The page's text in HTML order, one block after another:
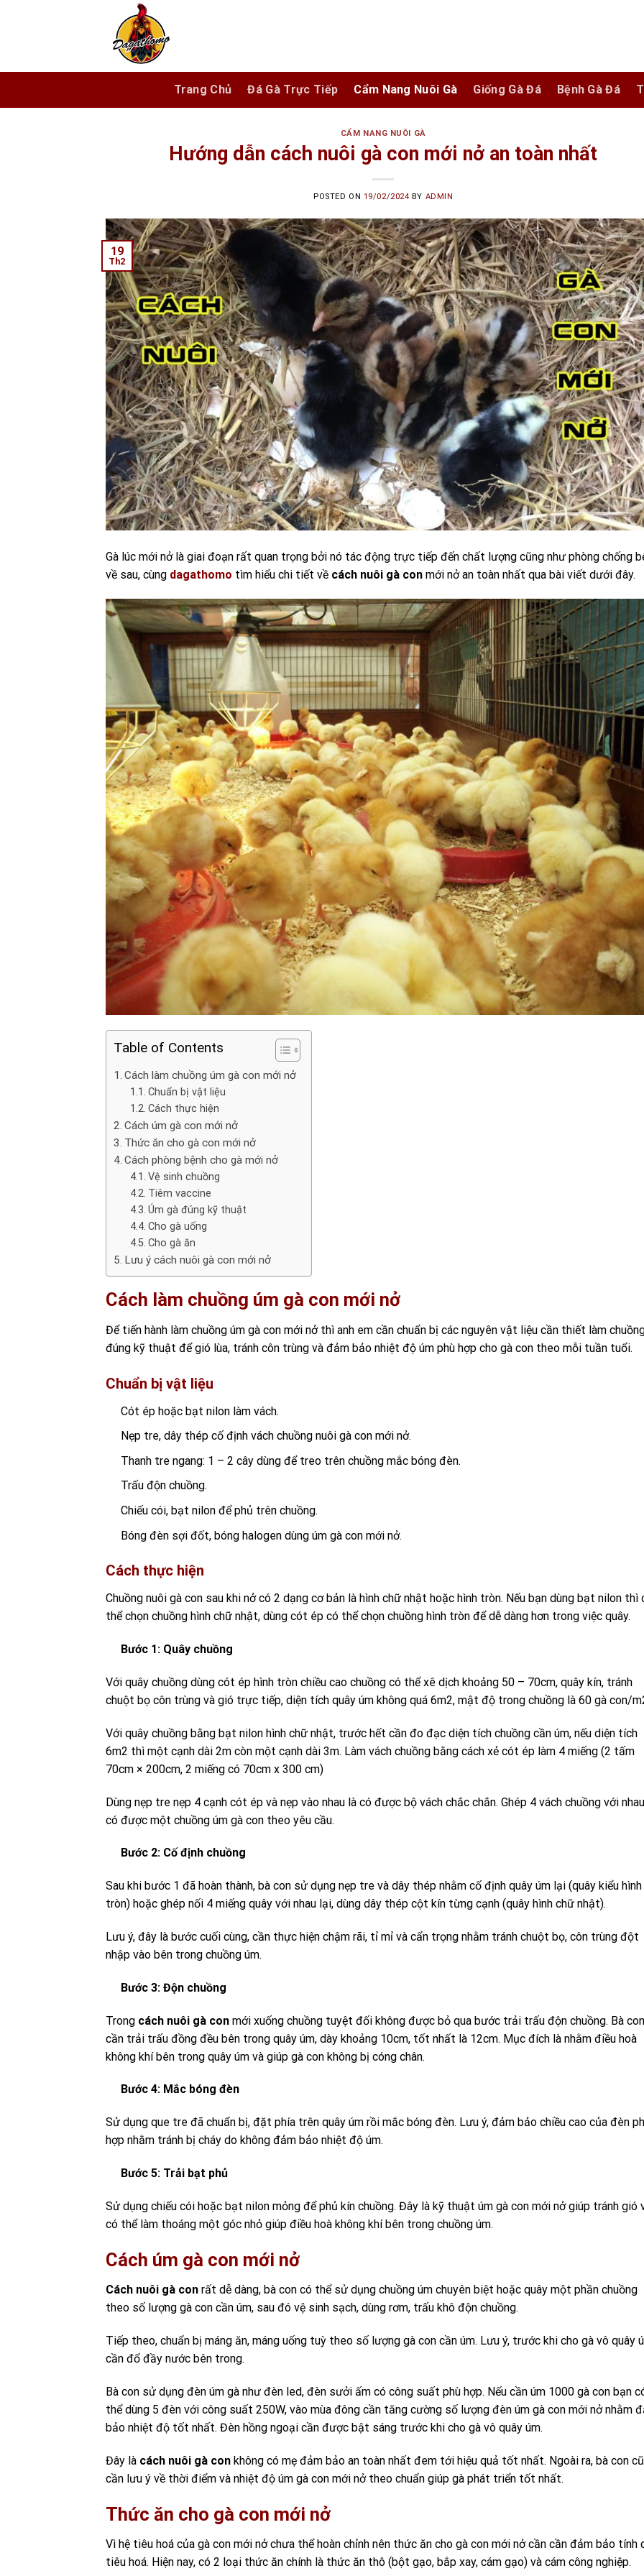
Trang Chủ Đá Gà Trực Tiếp Cẩm Nang Nuôi Gà Giống Gà Đá Bệnh Gà Đá
CẨM NANG NUÔI GÀ
Hướng dẫn cách nuôi gà con mới nở an toàn nhất
POSTED ON 19/02/2024 BY ADMIN
19
Th2
Gà lúc mới nở là giai đoạn rất quan trọng bởi nó tác động trực tiếp đến chất lượng cũng như phòng chống
về sau, cùng dagathomo tìm hiểu chi tiết về cách nuôi gà con mới nở an toàn nhất qua bài viết dưới đây.
Table of Contents
Cách làm chuồng úm gà con mới nở
Chuẩn bị vật liệu
Cách thực hiện
Cách úm gà con mới nở
Thức ăn cho gà con mới nở
Cách phòng bệnh cho gà mới nở
Vệ sinh chuồng
Tiêm vaccine
Úm gà đúng kỹ thuật
Cho gà uống
Cho gà ăn
Lưu ý cách nuôi gà con mới nở
Cách làm chuồng úm gà con mới nở
Để tiến hành làm chuồng úm gà con mới nở thì anh em cần chuẩn bị các nguyên vật liệu cần thiết làm
đúng kỹ thuật để gió lùa, tránh côn trùng và đảm bảo nhiệt độ úm phù hợp cho gà con theo mỗi tuần tuổi.
Chuẩn bị vật liệu
Cót ép hoặc bạt nilon làm vách.
Nẹp tre, dây thép cố định vách chuồng nuôi gà con mới nở.
Thanh tre ngang: 1 – 2 cây dùng để treo trên chuồng mắc bóng đèn.
Trấu độn chuồng.
Chiếu cói, bạt nilon để phủ trên chuồng.
Bóng đèn sợi đốt, bóng halogen dùng úm gà con mới nở.
Cách thực hiện
Chuồng nuôi gà con sau khi nở có 2 dạng cơ bản là hình chữ nhật hoặc hình tròn. Nếu bạn dùng bạt nilon thì
thể chọn chuồng hình chữ nhật, dùng cót ép có thể chọn chuồng hình tròn để dễ dàng hơn trong việc quây.
Bước 1: Quây chuồng
Với quây chuồng dùng cót ép hình tròn chiều cao chuồng có thể xê dịch khoảng 50 – 70cm, quây kín, tránh
chuột bọ côn trùng và gió trực tiếp, diện tích quây úm không quá 6m2, mật độ trong chuồng là 60 gà con/
Với quây chuồng bằng bạt nilon hình chữ nhật, trước hết cần đo đạc diện tích chuồng cần úm, nếu diện tích
6m2 thì một cạnh dài 2m còn một cạnh dài 3m. Làm vách chuồng bằng cách xẻ cót ép làm 4 miếng (2 tấm
70cm × 200cm, 2 miếng có 70cm x 300 cm)
Dùng nẹp tre nẹp 4 cạnh cót ép và nẹp vào nhau là có được bộ vách chắc chắn. Ghép 4 vách chuồng với
có được một chuồng úm gà con theo yêu cầu.
Bước 2: Cố định chuồng
Sau khi bước 1 đã hoàn thành, bà con sử dụng nẹp tre và dây thép nhằm cố định quây úm lại (quây kiểu hình
tròn) hoặc ghép nối 4 miếng quây với nhau lại, dùng dây thép cột kín từng cạnh (quây hình chữ nhật).
Lưu ý, đây là bước cuối cùng, cần thực hiện chậm rãi, tỉ mỉ và cẩn trọng nhằm tránh chuột bọ, côn trùng đột
nhập vào bên trong chuồng úm.
Bước 3: Độn chuồng
Trong cách nuôi gà con mới xuống chuồng tuyệt đối không được bỏ qua bước trải trấu độn chuồng. Bà con
cần trải trấu đồng đều bên trong quây úm, dày khoảng 10cm, tốt nhất là 12cm. Mục đích là nhằm điều hoà
không khí bên trong quây úm và giúp gà con không bị cóng chân.
Bước 4: Mắc bóng đèn
Sử dụng que tre đã chuẩn bị, đặt phía trên quây úm rồi mắc bóng đèn. Lưu ý, đảm bảo chiều cao của đèn
hợp nhằm tránh bị cháy do không đảm bảo nhiệt độ úm.
Bước 5: Trải bạt phủ
Sử dụng chiếu cói hoặc bạt nilon mỏng để phủ kín chuồng. Đây là kỹ thuật úm gà con mới nở giúp tránh gió
có thể làm thoáng một góc nhỏ giúp điều hoà không khí bên trong chuồng úm.
Cách úm gà con mới nở
Cách nuôi gà con rất dễ dàng, bà con có thể sử dụng chuồng úm chuyên biệt hoặc quây một phần chuồng
theo số lượng gà con cần úm, sau đó vệ sinh sạch, dùng rơm, trấu khô độn chuồng.
Tiếp theo, chuẩn bị máng ăn, máng uống tuỳ theo số lượng gà con cần úm. Lưu ý, trước khi cho gà vô quây
cần đổ đầy nước bên trong.
Bà con sử dụng đèn úm gà như đèn led, đèn sưởi ấm có công suất phù hợp. Nếu cần úm 1000 gà con bạn
thể dùng 5 đèn với công suất 250W, vào mùa đông cần tăng cường số lượng đèn úm gà con mới nở nhằm
bảo nhiệt độ tốt nhất. Đèn hồng ngoại cần được bật sáng trước khi cho gà vô quây úm.
Đây là cách nuôi gà con không có mẹ đảm bảo an toàn nhất đem tới hiệu quả tốt nhất. Ngoài ra, bà con
cần lưu ý về thời điểm và nhiệt độ úm gà con mới nở theo chuẩn giúp gà phát triển tốt nhất.
Thức ăn cho gà con mới nở
Vì hệ tiêu hoá của gà con mới nở chưa thể hoàn chỉnh nên thức ăn cho gà con mới nở cần cần đảm bảo tính
tiêu hoá. Hiện nay, có 2 loại thức ăn chính là thức ăn thô (bột gạo, bắp xay, cám gạo) và cám công nghiệp.